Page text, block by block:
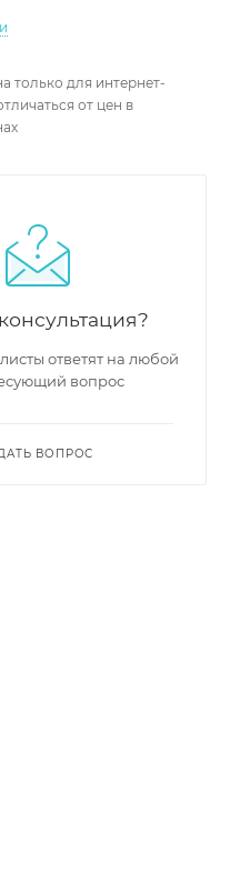
только для интернет-
от цен в
ответят на любой
вопрос
ВОПРОС